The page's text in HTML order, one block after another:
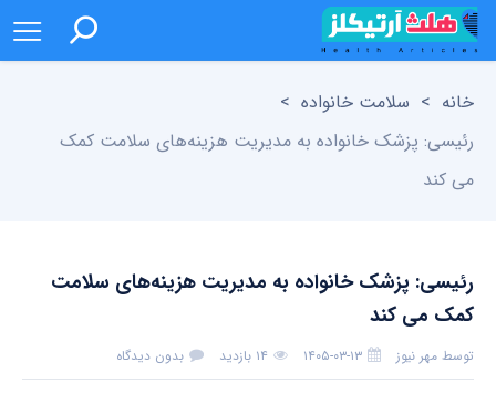
خانه > سلامت خانواده >
رئیسی: پزشک خانواده به مدیریت هزینه‌های سلامت کمک
می کند
رئیسی: پزشک خانواده به مدیریت هزینه‌های سلامت
کمک می کند
توسط مهر نیوز ۱۴۰۵-۰۳-۱۳ ۱۴ بازدید بدون دیدگاه